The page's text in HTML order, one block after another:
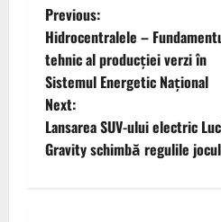
P
o
s
t
Previous:
Hidrocentralele –
tehnic al producției verzi în
Sistemul Energetic Național
Next:
Lansarea SUV-ului electric
Gravity schimbă regulile